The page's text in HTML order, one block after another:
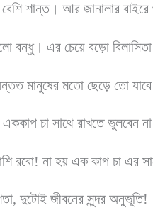
শান্ত। আর জানালার বাইরে
বন্ধু। এর চেয়ে বড়ো
মানুষের মতো ছেড়ে তো যাবে
চা সাথে রাখতে ভুলবেন
রবো! না হয় এক কাপ চা এর
দুটোই জীবনের সুন্দর অনুভূতি!